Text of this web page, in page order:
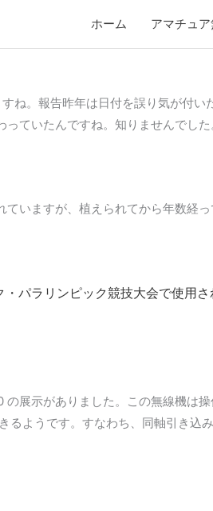
ホーム アマチュ
。報告昨年は日付を誤り気が付
ていたんですね。知りませんでし
いますが、植えられてから年数経
パラリンピック競技大会で使用
展示がありました。この無線機は
ようです。すなわち、同軸引き込